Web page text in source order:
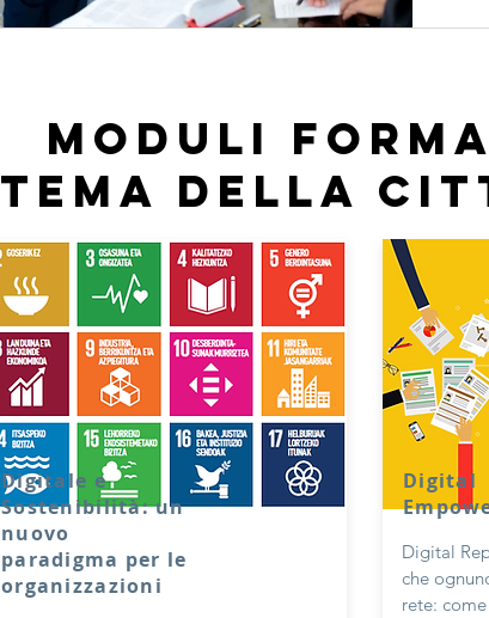
Moduli
tema della
Digitale e
Sostenibilità: un
nuovo
paradigma per le
organizzazioni
Digital
Digital
che
rete: